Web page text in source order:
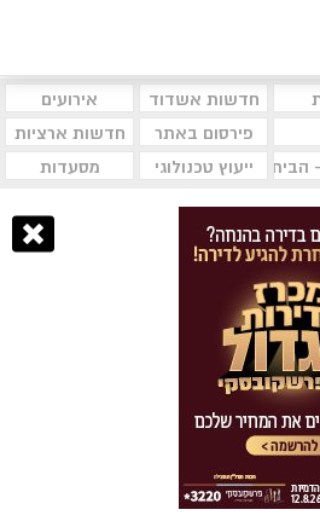
חדשות אשדוד
אירועים
פירסום באתר
חדשות ארציות
ייעוץ טכנולוגי מסעדות